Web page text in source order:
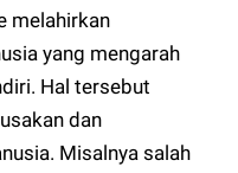
melahirkan
yang mengarah
Hal tersebut
dan
Misalnya salah